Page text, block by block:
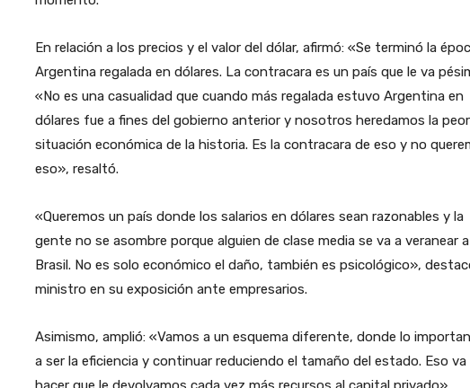
En relación a los precios y el valor del dólar, afirmó: «Se terminó la
Argentina regalada en dólares. La contracara es un país que le va
«No es una casualidad que cuando más regalada estuvo Argentina en
dólares fue a fines del gobierno anterior y nosotros heredamos la peor
situación económica de la historia. Es la contracara de eso y no
eso», resaltó.
«Queremos un país donde los salarios en dólares sean razonables y la
gente no se asombre porque alguien de clase media se va a veranear a
Brasil. No es solo económico el daño, también es psicológico»,
ministro en su exposición ante empresarios.
Asimismo, amplió: «Vamos a un esquema diferente, donde lo
a ser la eficiencia y continuar reduciendo el tamaño del estado. Eso va